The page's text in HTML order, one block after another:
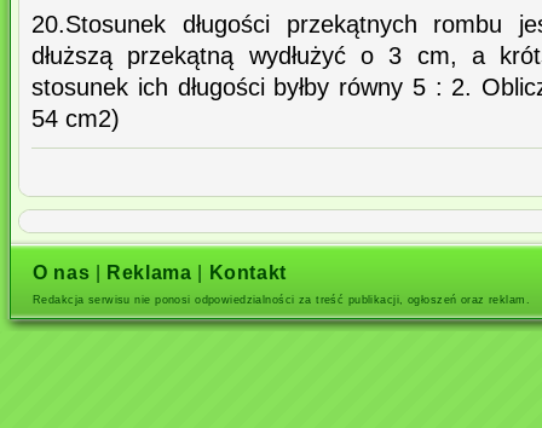
20.Stosunek długości przekątnych
dłuższą przekątną wydłużyć o 3 cm, a
stosunek ich długości byłby równy 5 : 2.
54 cm2)
O nas Reklama Kontakt
Redakcja serwisu nie ponosi odpowiedzialności za treść publikacji, ogłoszeń oraz reklam.